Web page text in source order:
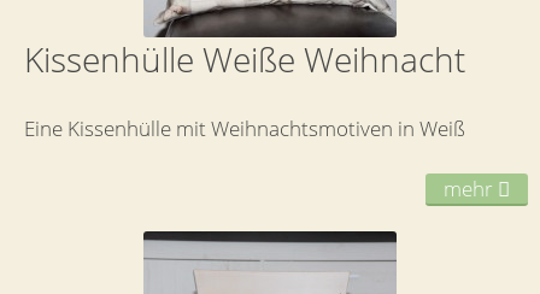
Kissenhülle Weiße Weihnacht
Eine Kissenhülle mit Weihnachtsmotiven in Weiß
mehr